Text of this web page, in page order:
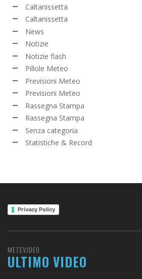
Caltanissetta
Caltanissetta
News
Notizie
Notizie flash
Pillole Meteo
Previsioni Meteo
Previsioni Meteo
Rassegna Stampa
Rassegna Stampa
Senza categoria
Statistiche & Record
Privacy Policy
METEVIDEO
ULTIMO VIDEO